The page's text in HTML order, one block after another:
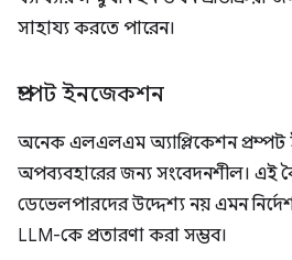
সাহায্য করতে পারেন।
প্রম্পট ইনজেকশন
অনেক এলএলএম অ্যাপ্লিকেশন প্রম্পট
অপব্যবহারের জন্য সংবেদনশীল। এই
ডেভেলপারদের উদ্দেশ্য নয় এমন
LLM-কে প্রতারণা করা সম্ভব।